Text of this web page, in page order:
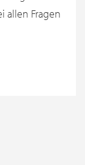
allen Fragen